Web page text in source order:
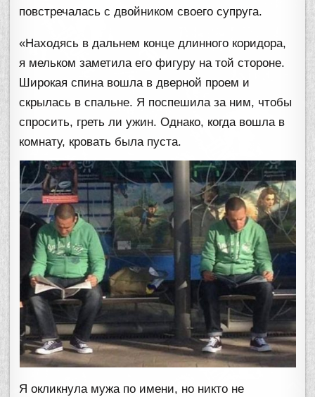
повстречалась с двойником своего супруга.
«Находясь в дальнем конце длинного коридора,
я мельком заметила его фигуру на той стороне.
Широкая спина вошла в дверной проем и
скрылась в спальне. Я поспешила за ним, чтобы
спросить, греть ли ужин. Однако, когда вошла в
комнату, кровать была пуста.
Я окликнула мужа по имени, но никто не